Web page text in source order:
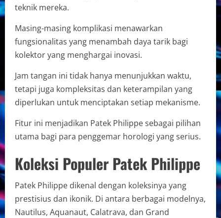
teknik mereka.
Masing-masing komplikasi menawarkan
fungsionalitas yang menambah daya tarik bagi
kolektor yang menghargai inovasi.
Jam tangan ini tidak hanya menunjukkan waktu,
tetapi juga kompleksitas dan keterampilan yang
diperlukan untuk menciptakan setiap mekanisme.
Fitur ini menjadikan Patek Philippe sebagai pilihan
utama bagi para penggemar horologi yang serius.
Koleksi Populer Patek Philippe
Patek Philippe dikenal dengan koleksinya yang
prestisius dan ikonik. Di antara berbagai modelnya,
Nautilus, Aquanaut, Calatrava, dan Grand